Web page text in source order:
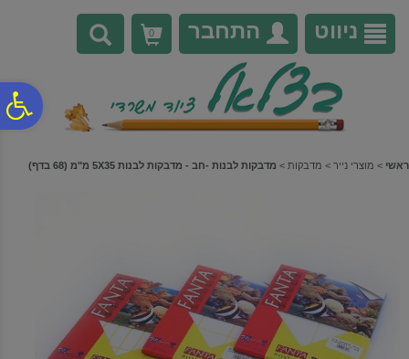
נגישות
אתר
המרכזי
ניווט התחבר 0
ראשי > מוצרי נייר > מדבקות > מדבקות לבנות -חב - מדבקות לבנות 5X35 מ"מ (68 בדף)